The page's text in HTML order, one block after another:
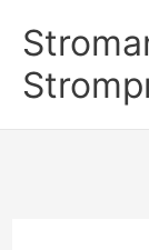
Inhalt
springen